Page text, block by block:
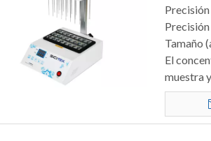
Tamaño
El
muestra